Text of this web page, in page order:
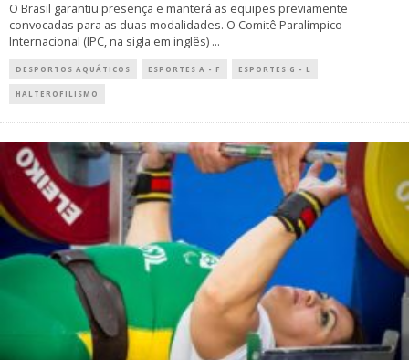
O Brasil garantiu presença e manterá as equipes previamente
convocadas para as duas modalidades. O Comitê Paralímpico
Internacional (IPC, na sigla em inglês) ...
DESPORTOS AQUÁTICOS ESPORTES A - F ESPORTES G - L
HALTEROFILISMO